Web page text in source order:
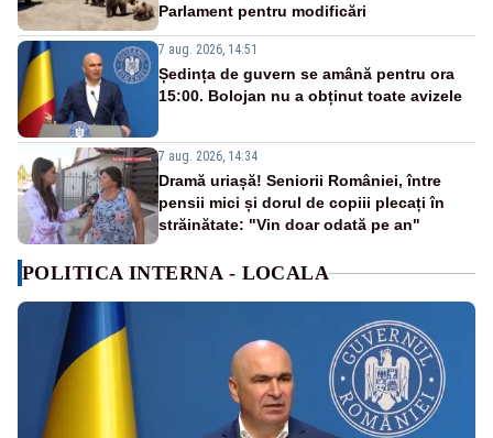
Parlament pentru modificări
7 aug. 2026, 14:51
Ședința de guvern se amână pentru ora
15:00. Bolojan nu a obținut toate avizele
7 aug. 2026, 14:34
Dramă uriașă! Seniorii României, între
pensii mici și dorul de copiii plecați în
străinătate: "Vin doar odată pe an"
POLITICA INTERNA - LOCALA